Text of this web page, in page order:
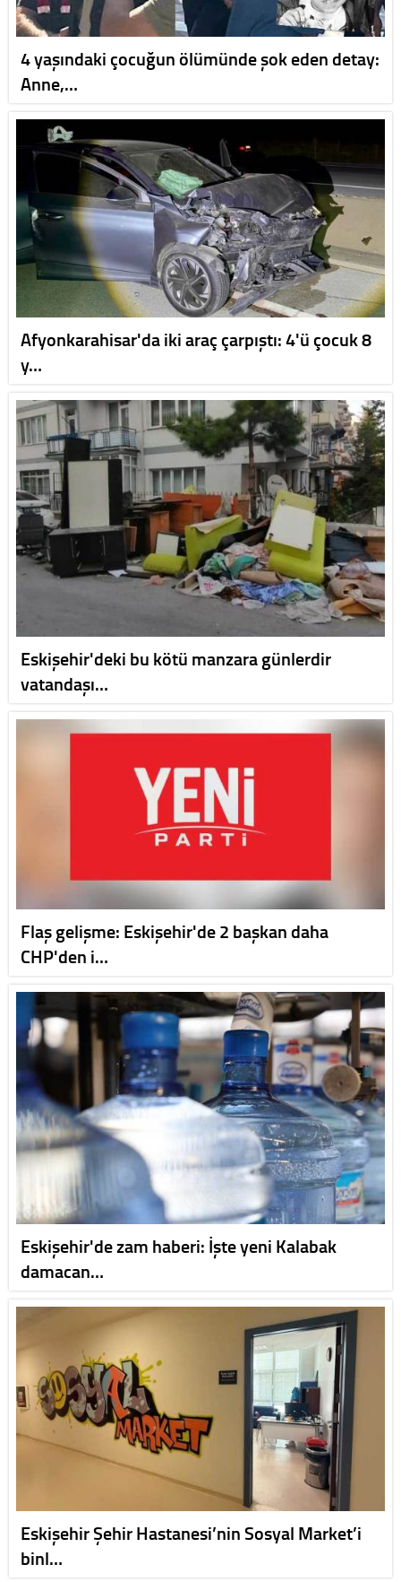
4 yaşındaki çocuğun ölümünde şok eden detay:
Anne,…
Afyonkarahisar'da iki araç çarpıştı: 4'ü çocuk 8
y…
Eskişehir'deki bu kötü manzara günlerdir
vatandaşı…
Flaş gelişme: Eskişehir'de 2 başkan daha
CHP'den i…
Eskişehir'de zam haberi: İşte yeni Kalabak
damacan…
Eskişehir Şehir Hastanesi’nin Sosyal Market’i
binl…